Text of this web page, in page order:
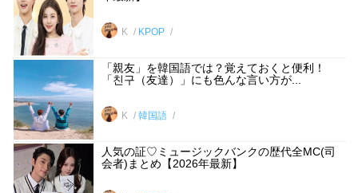
K KPOP
「親友」を韓国語では？覚えておくと便利！
「친구（友達）」にも色んな言い方が...
K 韓国語
人気の証♡ミュージックバンクの歴代全MC(司
会者)まとめ【2026年最新】